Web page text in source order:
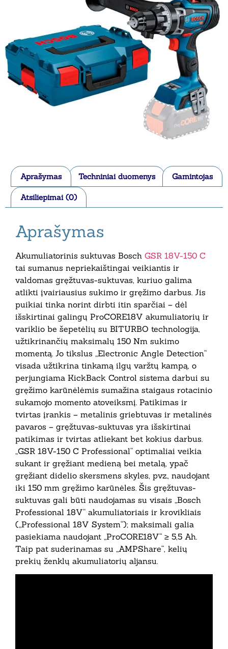
Aprašymas Techniniai duomenys Gamintojas
Atsiliepimai (0)
Aprašymas
Akumuliatorinis suktuvas Bosch GSR 18V-150 C
tai sumanus nepriekaištingai veikiantis ir
valdomas gręžtuvas-suktuvas, kuriuo galima
atlikti įvairiausius sukimo ir gręžimo darbus. Jis
puikiai tinka norint dirbti itin sparčiai – dėl
išskirtinai galingų ProCORE18V akumuliatorių ir
variklio be šepetėlių su BITURBO technologija,
užtikrinančių maksimalų 150 Nm sukimo
momentą. Jo tikslus „Electronic Angle Detection“
visada užtikrina tinkamą ilgų varžtų kampą, o
perjungiama KickBack Control sistema darbui su
gręžimo karūnėlėmis sumažina staigaus rotacinio
sukamojo momento atoveiksmį. Patikimas ir
tvirtas įrankis – metalinis griebtuvas ir metalinės
pavaros – gręžtuvas-suktuvas yra išskirtinai
patikimas ir tvirtas atliekant bet kokius darbus.
„GSR 18V-150 C Professional“ optimaliai veikia
sukant ir gręžiant medieną bei metalą, ypač
gręžiant didelio skersmens skyles, pvz., naudojant
iki 150 mm gręžimo karūnėles. Šis gręžtuvas-
suktuvas gali būti naudojamas su visais „Bosch
Professional 18V“ akumuliatoriais ir krovikliais
(„Professional 18V System“); maksimali galia
pasiekiama naudojant „ProCORE18V“ ≥ 5,5 Ah.
Taip pat suderinamas su „AMPShare“, kelių
prekių ženklų akumuliatorių aljansu.